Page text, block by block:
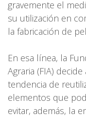
gravemente el
su utilización en
la fabricación de
En esa línea, la
Agraria (FIA)
tendencia de
elementos que
evitar, además, la